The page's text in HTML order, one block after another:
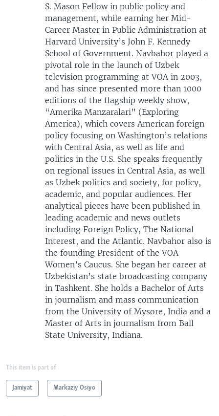
S. Mason Fellow in public policy and
management, while earning her Mid-
Career Master in Public Administration at
Harvard University’s John F. Kennedy
School of Government. Navbahor played a
pivotal role in the launch of Uzbek
television programming at VOA in 2003,
and has since presented more than 1000
editions of the flagship weekly show,
“Amerika Manzaralari” (Exploring
America), which covers American foreign
policy focusing on Washington’s relations
with Central Asia, as well as life and
politics in the U.S. She speaks frequently
on regional issues in Central Asia, as well
as Uzbek politics and society, for policy,
academic, and popular audiences. Her
analytical pieces have been published in
leading academic and news outlets
including Foreign Policy, The National
Interest, and the Atlantic. Navbahor also is
the founding President of the VOA
Women’s Caucus. She began her career at
Uzbekistan’s state broadcasting company
in Tashkent. She holds a Bachelor of Arts
in journalism and mass communication
from the University of Mysore, India and a
Master of Arts in journalism from Ball
State University, Indiana.
This item is part of
Jamiyat Markaziy Osiyo